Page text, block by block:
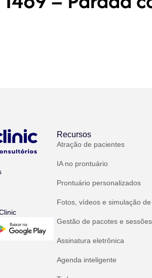
Recursos
Atração de pacientes
IA no prontuário
Prontuário personalizados
Fotos, vídeos e simulação
Gestão de pacotes e sessões
Assinatura eletrônica
Agenda inteligente